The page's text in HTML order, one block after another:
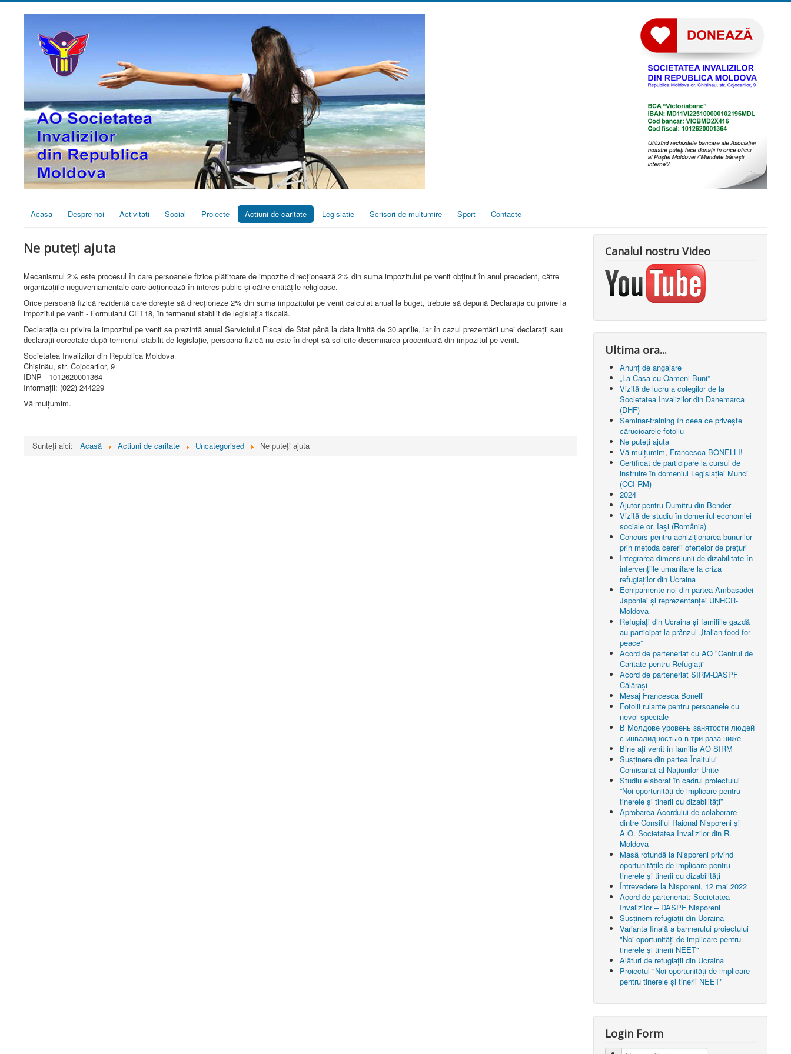
Acasa Despre noi Activitati Social Proiecte Actiuni de caritate Legislatie Scrisori de multumire Sport Contacte
Ne puteți ajuta
Mecanismul 2% este procesul în care persoanele fizice plătitoare de impozite direcţionează 2% din suma impozitului pe venit obţinut în anul precedent, către
organizaţiile neguvernamentale care acţionează în interes public şi către entitățile religioase.
Orice persoană fizică rezidentă care dorește să direcționeze 2% din suma impozitului pe venit calculat anual la buget, trebuie să depună Declarația cu privire la
impozitul pe venit - Formularul CET18, în termenul stabilit de legislaţia fiscală.
Declarația cu privire la impozitul pe venit se prezintă anual Serviciului Fiscal de Stat până la data limită de 30 aprilie, iar în cazul prezentării unei declaraţii sau
declaraţii corectate după termenul stabilit de legislaţie, persoana fizică nu este în drept să solicite desemnarea procentuală din impozitul pe venit.
Societatea Invalizilor din Republica Moldova
Chișinău, str. Cojocarilor, 9
IDNP - 1012620001364
Informații: (022) 244229
Vă mulțumim.
Sunteți aici: Acasă Actiuni de caritate Uncategorised Ne puteți ajuta
Canalul nostru Video
Ultima ora...
Anunț de angajare
„La Casa cu Oameni Buni”
Vizită de lucru a colegilor de la
Societatea Invalizilor din Danemarca
(DHF)
Seminar-training în ceea ce privește
cărucioarele fotoliu
Ne puteți ajuta
Vă mulțumim, Francesca BONELLI!
Certificat de participare la cursul de
instruire în domeniul Legislației Munci
(CCI RM)
2024
Ajutor pentru Dumitru din Bender
Vizită de studiu în domeniul economiei
sociale or. Iași (România)
Concurs pentru achiziționarea bunurilor
prin metoda cererii ofertelor de prețuri
Integrarea dimensiunii de dizabilitate în
intervențiile umanitare la criza
refugiaților din Ucraina
Echipamente noi din partea Ambasadei
Japoniei și reprezentanței UNHCR-
Moldova
Refugiați din Ucraina și familiile gazdă
au participat la prânzul „Italian food for
peace”
Acord de parteneriat cu AO "Centrul de
Caritate pentru Refugiaţi"
Acord de parteneriat SIRM-DASPF
Călărași
Mesaj Francesca Bonelli
Fotolii rulante pentru persoanele cu
nevoi speciale
В Молдове уровень занятости людей
с инвалидностью в три раза ниже
Bine ați venit in familia AO SIRM
Susținere din partea Înaltului
Comisariat al Națiunilor Unite
Studiu elaborat în cadrul proiectului
”Noi oportunități de implicare pentru
tinerele și tinerii cu dizabilități”
Aprobarea Acordului de colaborare
dintre Consiliul Raional Nisporeni şi
A.O. Societatea Invalizilor din R.
Moldova
Masă rotundă la Nisporeni privind
oportunitățile de implicare pentru
tinerele și tinerii cu dizabilități
Întrevedere la Nisporeni, 12 mai 2022
Acord de parteneriat: Societatea
Invalizilor – DASPF Nisporeni
Susținem refugiații din Ucraina
Varianta finală a bannerului proiectului
"Noi oportunități de implicare pentru
tinerele și tinerii NEET"
Alături de refugiații din Ucraina
Proiectul "Noi oportunități de implicare
pentru tinerele și tinerii NEET"
Login Form